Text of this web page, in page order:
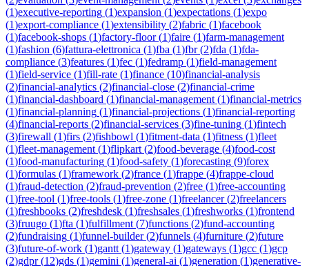
(1)executive-reporting (1)expansion (1)expectations (1)expo
(1)export-compliance (1)extensibility (2)fabric (1)facebook
(1)facebook-shops (1)factory-floor(1)faire (1)farm-management
(1)fashion (6)fattura-elettronica (1)fba (1)fbr(2)fda (1)fda-
compliance (3)features (1)fec (1)fedramp (1)field-management
(1)field-service (1)fill-rate (1)finance (10)financial-analysis
(2)financial-analytics (2)financial-close (2)financial-crime
(1)financial-dashboard (1)financial-management (1)financial-metrics
(1)financial-planning (1)financial-projections (1)financial-reporting
(4)financial-reports (2)financial-services (3)fine-tuning (1)fintech
(3)firewall (1)firs (2)fishbowl (1)fitment-data (1)fitness (1)fleet
(1)fleet-management (1)flipkart (2)food-beverage (4)food-cost
(1)food-manufacturing (1)food-safety (1)forecasting (9)forex
(1)formulas (1)framework (2)france (1)frappe (4)frappe-cloud
(1)fraud-detection (2)fraud-prevention (2)free (1)free-accounting
(1)free-tool (1)free-tools (1)free-zone (1)freelancer(2)freelancers
(1)freshbooks (2)freshdesk (1)freshsales (1)freshworks (1)frontend
(3)fruugo (1)fta (1)fulfillment (7)functions (2)fund-accounting
(2)fundraising (1)funnel-builder(2)funnels (4)furniture (2)future
(3)future-of-work (1)gantt (1)gateway (1)gateways (1)gcc (1)gcp
(2)gdpr(12)gds (1)gemini (1)general-ai (1)generation (1)generative-